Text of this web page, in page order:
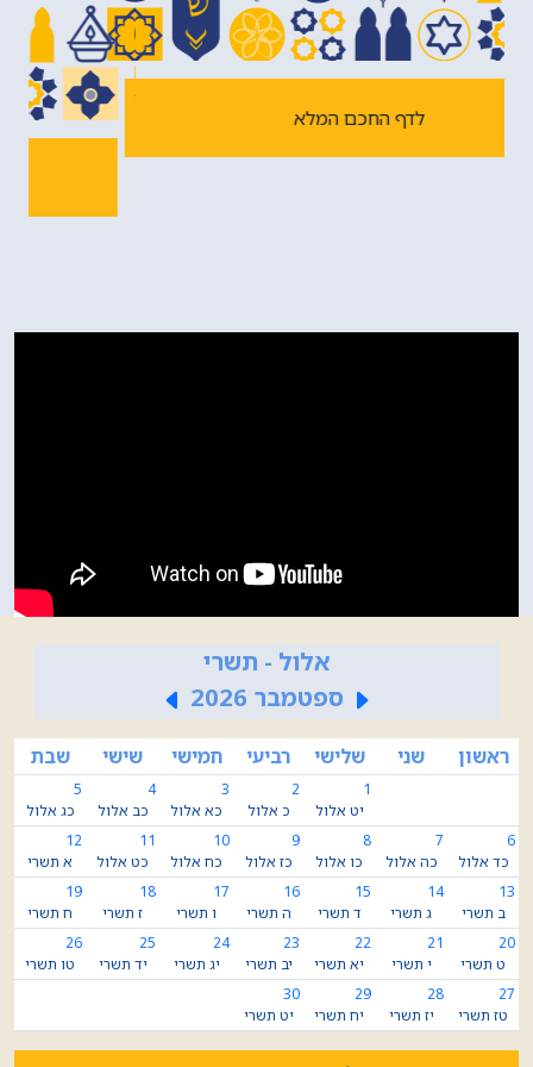
תמך בפעילות סר משה מונטיפיורי להקים מוסדות לתורה
ולמלאכה, בית חולים, ולרכוש אדמות חקלאיות.
בשנת תר"ח (1848), אחר פטירת הראשון לציון, חכם חיים
אברהם גאגין, נתמנה חכם יצחק קובו לראשון לציון. בשנת
תרי"ג (1853) פרצה מלחמת קרים בין האימפריה
העות'מאנית לאימפריה הרוסית, בעתיה נאסר על יהודי
מאמרים שונים; 'זרע יצחק', 'אור עיני' - על ספר בראשית;
'המאורות הגדולים' - על משפחתו. אחדים מפסקיו נדפסו
תרפ"ח (1928) הוציא לאור נכדו, חכם יצחק באדהב את
הספר 'כבוד אם' - ליקוטים מחיבוריו. בימינו, צאצאיו הדפיסו
אלול - תשרי
ספטמבר 2026
ראשון שני שלישי רביעי חמישי שישי שבת
1
יט אלול
2
כ אלול
3
כא אלול
4
כב אלול
5
כג אלול
6
כד אלול
7
כה אלול
8
כו אלול
9
כז אלול
10
כח אלול
11
כט אלול
12
א תשרי
13
ב תשרי
14
ג תשרי
15
ד תשרי
16
ה תשרי
17
ו תשרי
18
ז תשרי
19
ח תשרי
20
ט תשרי
21
י תשרי
22
יא תשרי
23
יב תשרי
24
יג תשרי
25
יד תשרי
26
טו תשרי
27
טז תשרי
28
יז תשרי
29
יח תשרי
30
יט תשרי